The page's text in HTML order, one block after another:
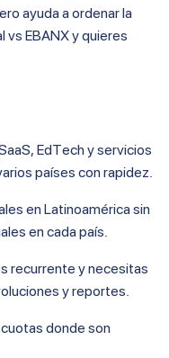
ayuda a ordenar la
EBANX y quieres
EdTech y servicios
países con rapidez.
en Latinoamérica sin
en cada país.
recurrente y necesitas
y reportes.
donde son